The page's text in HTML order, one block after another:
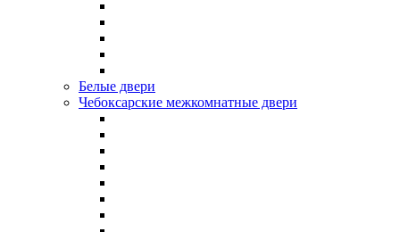
Белые двери
Чебоксарские межкомнатные двери